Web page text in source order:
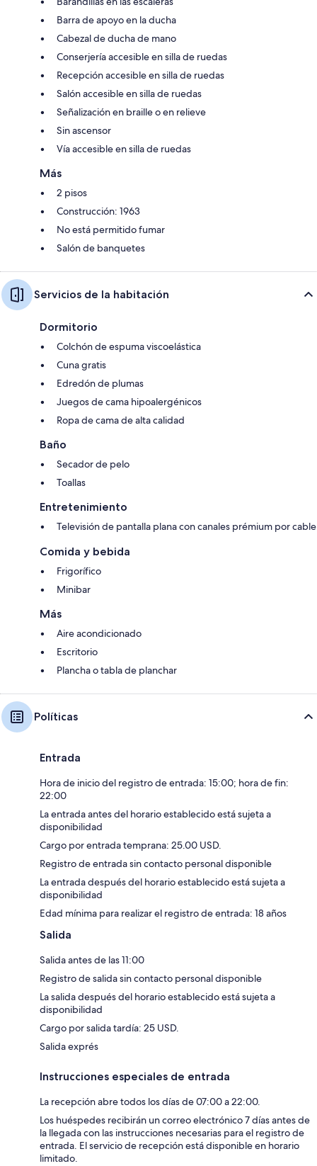
Barra de apoyo en la ducha
Cabezal de ducha de mano
Conserjería accesible en silla de ruedas
Recepción accesible en silla de ruedas
Salón accesible en silla de ruedas
Señalización en braille o en relieve
Sin ascensor
Vía accesible en silla de ruedas
Más
2 pisos
Construcción: 1963
No está permitido fumar
Salón de banquetes
Servicios de la habitación
Dormitorio
Colchón de espuma viscoelástica
Cuna gratis
Edredón de plumas
Juegos de cama hipoalergénicos
Ropa de cama de alta calidad
Baño
Secador de pelo
Toallas
Entretenimiento
Televisión de pantalla plana con canales prémium por cable
Comida y bebida
Frigorífico
Minibar
Más
Aire acondicionado
Escritorio
Plancha o tabla de planchar
Políticas
Entrada
Hora de inicio del registro de entrada: 15:00; hora de fin:
22:00
La entrada antes del horario establecido está sujeta a
disponibilidad
Cargo por entrada temprana: 25.00 USD.
Registro de entrada sin contacto personal disponible
La entrada después del horario establecido está sujeta a
disponibilidad
Edad mínima para realizar el registro de entrada: 18 años
Salida
Salida antes de las 11:00
Registro de salida sin contacto personal disponible
La salida después del horario establecido está sujeta a
disponibilidad
Cargo por salida tardía: 25 USD.
Salida exprés
Instrucciones especiales de entrada
La recepción abre todos los días de 07:00 a 22:00.
Los huéspedes recibirán un correo electrónico 7 días antes de
la llegada con las instrucciones necesarias para el registro de
entrada. El servicio de recepción está disponible en horario
limitado.